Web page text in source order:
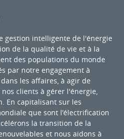
gestion intelligente de l'énergie
de la qualité de vie et à la
des populations du monde
par notre engagement à
les affaires, à agir de
clients à gérer l'énergie,
En capitalisant sur les
que sont l’électrification
la transition de la
et nous aidons à